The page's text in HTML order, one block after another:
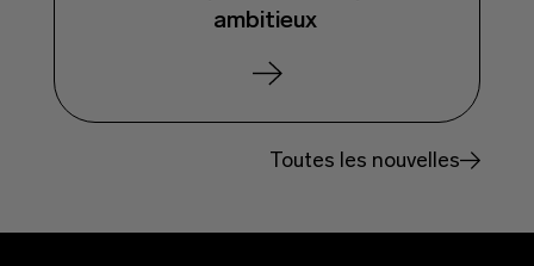
ambitieux
Toutes les nouvelles